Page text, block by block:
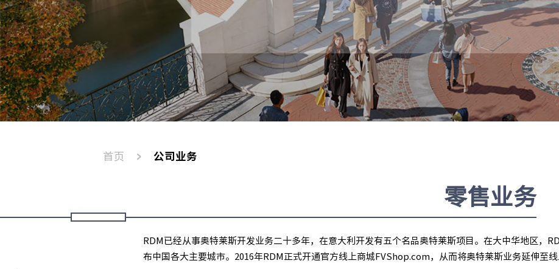
首页 公司业务
零售业务
RDM已经从事奥特莱斯开发业务二十多年，在意大利开发有五个名品奥特莱斯项目。在大中华地区，
布中国各大主要城市。2016年RDM正式开通官方线上商城FVShop.com，从而将奥特莱斯业务延伸至线